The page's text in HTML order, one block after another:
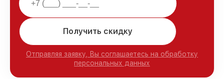
Получить скидку
Отправляя заявку, Вы соглашаетесь на обработку
персональных данных